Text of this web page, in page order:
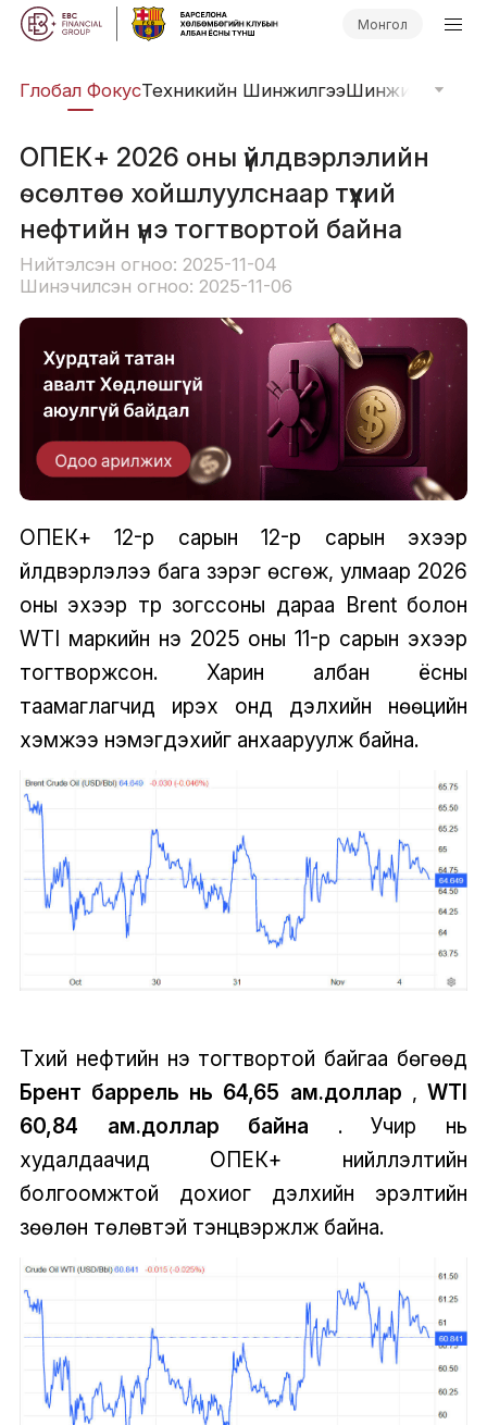
Монгол
Глобал ФокусТехникийн ШинжилгээШинжилгээний
ОПЕК+ 2026 оны үйлдвэрлэлийн
өсөлтөө хойшлуулснаар түүхий
нефтийн үнэ тогтвортой байна
Нийтэлсэн огноо: 2025-11-04
Шинэчилсэн огноо: 2025-11-06
ОПЕК+ 12-р сарын 12-р сарын эхээр
үйлдвэрлэлээ бага зэрэг өсгөж, улмаар 2026
оны эхээр түр зогссоны дараа Brent болон
WTI маркийн үнэ 2025 оны 11-р сарын эхээр
тогтворжсон. Харин албан ёсны
таамаглагчид ирэх онд дэлхийн нөөцийн
хэмжээ нэмэгдэхийг анхааруулж байна.
Түүхий нефтийн үнэ тогтвортой байгаа бөгөөд
Брент баррель нь 64,65 ам.доллар ,WTI
60,84 ам.доллар байна . Учир нь
худалдаачид ОПЕК+ нийлүүлэлтийн
болгоомжтой дохиог дэлхийн эрэлтийн
зөөлөн төлөвтэй тэнцвэржүүлж байна.